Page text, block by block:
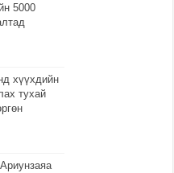
5000
хүүхдийн
тухай